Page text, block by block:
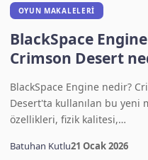
OYUN MAKALELERI
BlackSpace
Crimson Desert
BlackSpace Engine nedir?
Desert'ta kullanılan bu yeni
özellikleri, fizik kalitesi,…
Batuhan Kutlu21 Ocak 2026